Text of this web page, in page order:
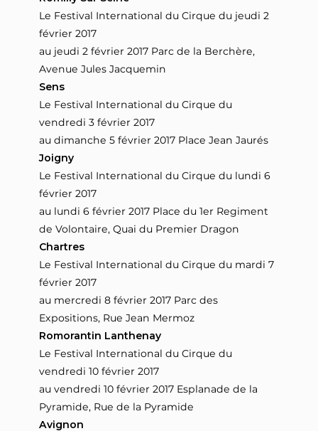
Le Festival International du Cirque du jeudi 2
février 2017
au jeudi 2 février 2017 Parc de la Berchère,
Avenue Jules Jacquemin
Sens
Le Festival International du Cirque du
vendredi 3 février 2017
au dimanche 5 février 2017 Place Jean Jaurés
Joigny
Le Festival International du Cirque du lundi 6
février 2017
au lundi 6 février 2017 Place du 1er Regiment
de Volontaire, Quai du Premier Dragon
Chartres
Le Festival International du Cirque du mardi 7
février 2017
au mercredi 8 février 2017 Parc des
Expositions, Rue Jean Mermoz
Romorantin Lanthenay
Le Festival International du Cirque du
vendredi 10 février 2017
au vendredi 10 février 2017 Esplanade de la
Pyramide, Rue de la Pyramide
Avignon